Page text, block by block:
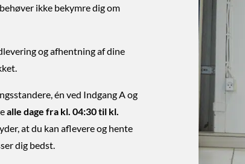
ikke bekymre dig om
og afhentning af dine
én ved Indgang A og
alle dage fra kl. 04:30 til kl.
at du kan aflevere og hente
dig bedst.